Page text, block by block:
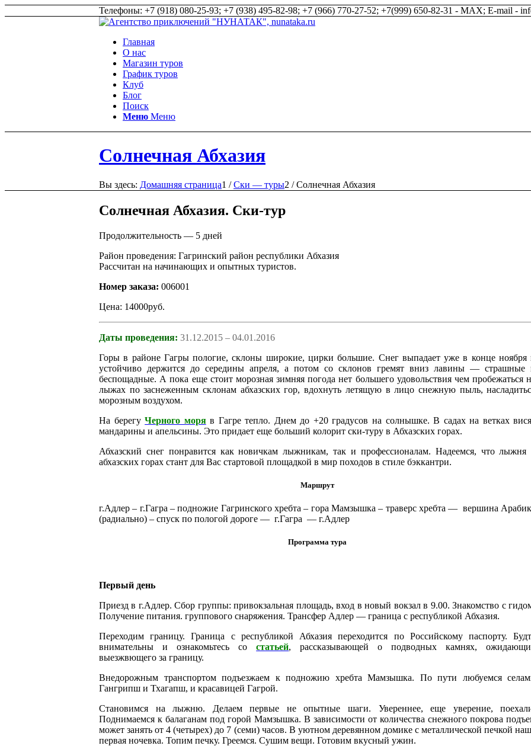
Телефоны: +7 (918) 080-25-93; +7 (938) 495-82-98; +7 (966) 770-27-52; +7(999) 650-82-31 - MAX; E-mail -
Главная
О нас
Магазин туров
График туров
Клуб
Блог
Поиск
Меню Меню
Солнечная Абхазия
Вы здесь: Домашняя страница1 / Ски — туры2 / Солнечная Абхазия
Солнечная Абхазия. Ски-тур
Продолжительность — 5 дней
Район проведения: Гагринский район республики Абхазия
Рассчитан на начинающих и опытных туристов.
Номер заказа: 006001
Цена: 14000руб.
Даты проведения: 31.12.2015 – 04.01.2016
Горы в районе Гагры пологие, склоны широкие, цирки большие. Снег выпадает уже в конце ноября
устойчиво держится до середины апреля, а потом со склонов гремят вниз лавины — страшные
беспощадные. А пока еще стоит морозная зимняя погода нет большего удовольствия чем пробежаться
лыжах по заснеженным склонам абхазских гор, вдохнуть летящую в лицо снежную пыль,
морозным воздухом.
На берегуЧерного моря в Гагре тепло. Днем до +20 градусов на солнышке. В садах на ветках
мандарины и апельсины. Это придает еще больший колорит ски-туру в Абхазских горах.
Абхазский снег понравится как новичкам лыжникам, так и профессионалам. Надеемся, что лыжня
абхазских горах стант для Вас стартовой площадкой в мир походов в стиле бэккантри.
Маршрут
г.Адлер – г.Гагра – подножие Гагринского хребта – гора Мамзышка – траверс хребта — вершина
(радиально) – спуск по пологой дороге — г.Гагра — г.Адлер
Программа тура
Первый день
Приезд в г.Адлер. Сбор группы: привокзальная площадь, вход в новый вокзал в 9.00. Знакомство с
Получение питания. группового снаряжения. Трансфер Адлер — граница с республикой Абхазия.
Переходим границу. Граница с республикой Абхазия переходится по Российскому паспорту.
внимательны и ознакомьтесь состатьей, рассказывающей о подводных камнях,
выезжвющего за границу.
Внедорожным транспортом подъезжаем к подножию хребта Мамзышка. По пути любуемся
Гангрипш и Тхагапш, и красавицей Гагрой.
Становимся на лыжню. Делаем первые не опытные шаги. Увереннее, еще уверение,
Поднимаемся к балаганам под горой Мамзышка. В зависимости от количества снежного покрова
может занять от 4 (четырех) до 7 (семи) часов. В уютном деревянном домике с металлической печкой
первая ночевка. Топим печку. Греемся. Сушим вещи. Готовим вкусный ужин.